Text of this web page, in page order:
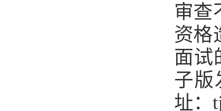
审查
资格
面试
子版
址：